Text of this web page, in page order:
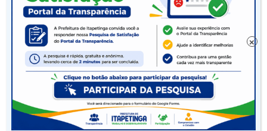
Segundo Givaldo Araújo, chefe do setor de
redes de água, o bairro terá o abastecimento
restabelecido a partir das 19h.
O diretor do SAAE, Alex Dutra, alerta que com
as altas temperaturas, o consumo de água é
crescente e adverte a todos sobre a extrema
×